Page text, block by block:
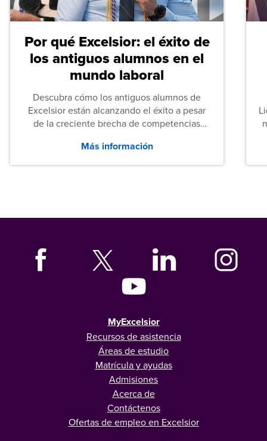
Por qué Excelsior: el éxito de
los antiguos alumnos en el
mundo laboral
Descubra cómo los antiguos alumnos de
Excelsior están alcanzando el éxito a pesar
de la creciente brecha de competencias
tanto las empresas como los recién
graduados en todo Estados Unidos.
Más información
MyExcelsior
Recursos de asistencia
Áreas de estudio
Matrícula y ayudas
Admisiones
Acerca de
Contáctenos
Ofertas de empleo en Excelsior